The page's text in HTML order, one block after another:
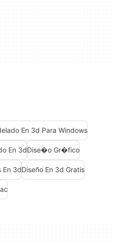
En 3d Para Windows
En 3dDise�o Gr�fico
En 3dDiseño En 3d Gratis